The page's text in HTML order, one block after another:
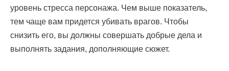
уровень стресса персонажа. Чем выше показатель,
тем чаще вам придется убивать врагов. Чтобы
снизить его, вы должны совершать добрые дела и
выполнять задания, дополняющие сюжет.